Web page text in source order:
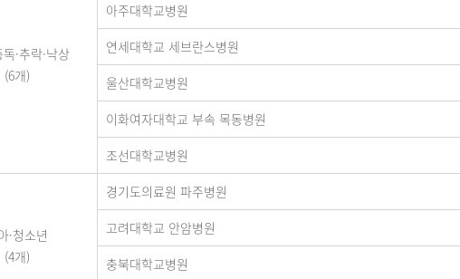
·추락·낙상
(6개)
아주대학교병원
연세대학교 세브란스병원
울산대학교병원
이화여자대학교 부속 목동병원
조선대학교병원
·청소년
(4개)
경기도의료원 파주병원
고려대학교 안암병원
충북대학교병원